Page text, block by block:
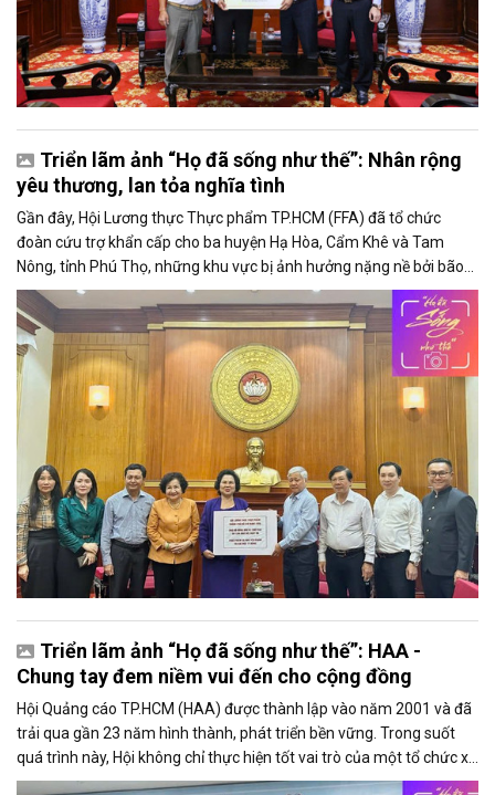
Triển lãm ảnh “Họ đã sống như thế”: Nhân rộng
yêu thương, lan tỏa nghĩa tình
Gần đây, Hội Lương thực Thực phẩm TP.HCM (FFA) đã tổ chức
đoàn cứu trợ khẩn cấp cho ba huyện Hạ Hòa, Cẩm Khê và Tam
Nông, tỉnh Phú Thọ, những khu vực bị ảnh hưởng nặng nề bởi bão
Yagi. Đoàn đã mang đến thực phẩm và dụng cụ gia đình với tổng
giá trị hơn 1,7 tỷ đồng, nhằm giúp đỡ người dân vượt qua giai đoạn
khó khăn.
Triển lãm ảnh “Họ đã sống như thế”: HAA -
Chung tay đem niềm vui đến cho cộng đồng
Hội Quảng cáo TP.HCM (HAA) được thành lập vào năm 2001 và đã
trải qua gần 23 năm hình thành, phát triển bền vững. Trong suốt
quá trình này, Hội không chỉ thực hiện tốt vai trò của một tổ chức xã
hội nghề nghiệp, mà còn để lại dấu ấn sâu sắc qua các hoạt động